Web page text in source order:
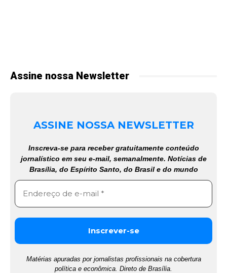
Assine nossa Newsletter
ASSINE NOSSA NEWSLETTER
Inscreva-se para receber gratuitamente conteúdo
jornalístico em seu e-mail, semanalmente. Notícias de
Brasília, do Espírito Santo, do Brasil e do mundo
Matérias apuradas por jornalistas profissionais na cobertura
política e econômica. Direto de Brasília.